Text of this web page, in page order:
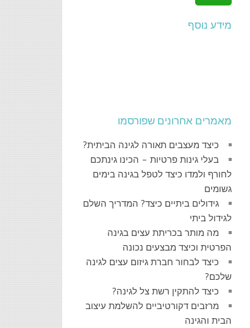
מידע נוסף
מאמרים אחרונים שפורסמו
כיצד מעצבים תאורה לגינה הביתית?
בעלי גינות פרטיות – הכינו גינתכם
לחורף ולמדו כיצד לטפל בגינה בימים
גשומים
גידולים ביתיים כיצד? המדריך השלם
לגידול ביתי
מה מותר בכריתת עצים בגינה
הפרטית וכיצד מבצעים נכונה
כיצד לבחור חברת גיזום עצים לגינה
שלכם?
כיצד להתקין רשת צל לגינה?
מרזבים דקורטיביים להשלמת עיצוב
הבית והגינה